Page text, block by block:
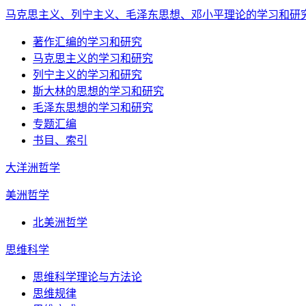
马克思主义、列宁主义、毛泽东思想、邓小平理论的学习和研
著作汇编的学习和研究
马克思主义的学习和研究
列宁主义的学习和研究
斯大林的思想的学习和研究
毛泽东思想的学习和研究
专题汇编
书目、索引
大洋洲哲学
美洲哲学
北美洲哲学
思维科学
思维科学理论与方法论
思维规律